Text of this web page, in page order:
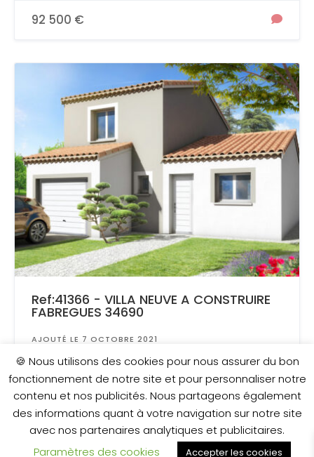
92 500 €
Ref:41366 - VILLA NEUVE A CONSTRUIRE
FABREGUES 34690
AJOUTÉ LE 7 OCTOBRE 2021
Surface: 450 m²
424 500 €
🍪 Nous utilisons des cookies pour nous assurer du bon
fonctionnement de notre site et pour personnaliser notre
contenu et nos publicités. Nous partageons également
des informations quant à votre navigation sur notre site
avec nos partenaires analytiques et publicitaires.
Paramètres des cookies
Accepter les cookies